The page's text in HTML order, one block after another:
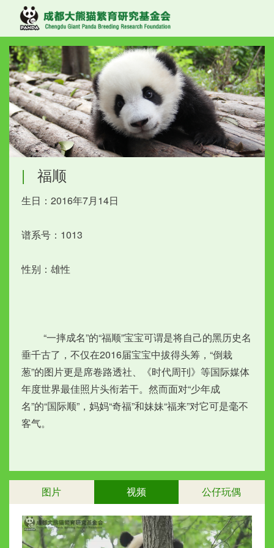
| 福顺
生日：2016年7月14日
谱系号：1013
性别：雄性
“一摔成名”的“福顺”宝宝可谓是将自己的黑历史名
垂千古了，不仅在2016届宝宝中拔得头筹，“倒栽
葱”的图片更是席卷路透社、《时代周刊》等国际媒体
年度世界最佳照片头衔若干。然而面对“少年成
名”的“国际顺”，妈妈“奇福”和妹妹“福来”对它可是毫不
客气。
图片 视频 公仔玩偶